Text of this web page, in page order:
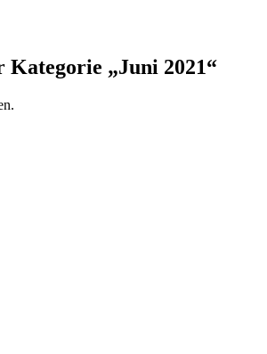
Kategorie „Juni 2021“